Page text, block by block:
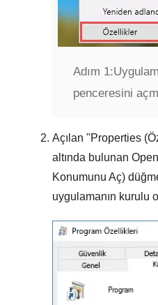
Adım 1:
penceresini
Açılan "Properties
altında bulunan
Konumunu Aç)
uygulamanın kurulu